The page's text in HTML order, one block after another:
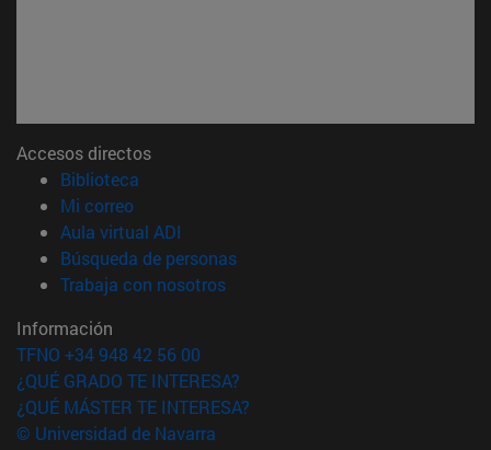
Accesos directos
Biblioteca
Mi correo(abre en nueva ventana)
Aula virtual ADI
Búsqueda de personas(abre en nueva ventana)
Trabaja con nosotros(abre en nueva ventana)
Información
TFNO +34 948 42 56 00
¿QUÉ GRADO TE INTERESA?
¿QUÉ MÁSTER TE INTERESA?
© Universidad de Navarra